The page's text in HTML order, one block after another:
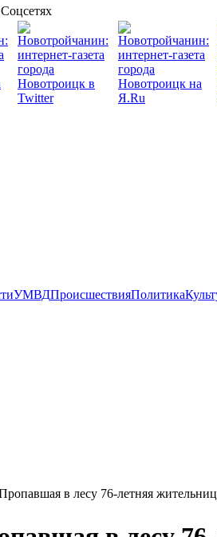
УМВДПроисшествияПолитика
в лесу 76-летняя